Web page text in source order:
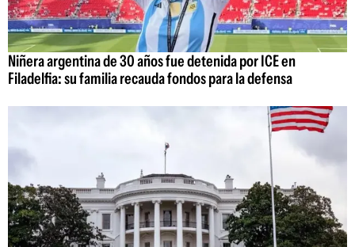
Niñera argentina de 30 años fue detenida por ICE en
Filadelfia: su familia recauda fondos para la defensa